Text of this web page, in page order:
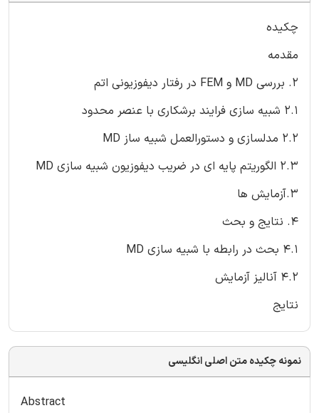
چکیده
مقدمه
2. بررسی MD و FEM در رفتار دیفوزیونی اتم
2.1 شبیه سازی فرایند برشکاری با عنصر محدود
2.2 مدلسازی و دستورالعمل شبیه ساز MD
2.3 الگوریتم پایه ای در ضریب دیفوزیون شبیه سازی MD
3.آزمایش ها
4. نتایج و بحث
4.1 بحث در رابطه با شبیه سازی MD
4.2 آنالیز آزمایش
نتایج
نمونه چکیده متن اصلی انگلیسی
Abstract